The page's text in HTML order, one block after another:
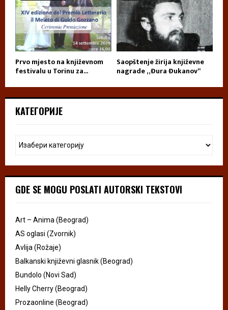
Prvo mjesto na književnom
festivalu u Torinu za...
Saopštenje žirija književne
nagrade „Đura Đukanov“
КАТЕГОРИЈЕ
GDE SE MOGU POSLATI AUTORSKI TEKSTOVI
Art – Anima (Beograd)
AS oglasi (Zvornik)
Avlija (Rožaje)
Balkanski književni glasnik (Beograd)
Bundolo (Novi Sad)
Helly Cherry (Beograd)
Prozaonline (Beograd)